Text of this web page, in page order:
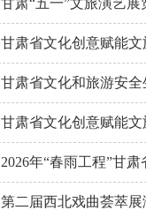
甘肃“五一”文旅演艺展
甘肃省文化创意赋能
甘肃省文化和旅游安
甘肃省文化创意赋能
2026年“春雨工程”甘
第二届西北戏曲荟萃